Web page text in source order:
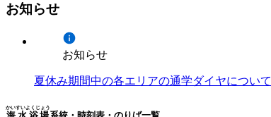
お知らせ
お知らせ
夏休み期間中の各エリアの通学ダイヤについて
かいすいよくじょう